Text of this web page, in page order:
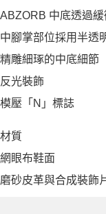
ABZORB 中底透過
中腳掌部位採用半透
精雕細琢的中底細節
反光裝飾
模壓「N」標誌
材質
網眼布鞋面
磨砂皮革與合成裝飾